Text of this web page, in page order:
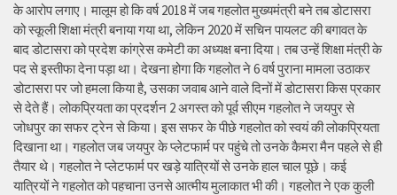
के आरोप लगाए। मालूम हो कि वर्ष 2018 में जब गहलोत मुख्यमंत्री बने तब डोटासरा
को स्कूली शिक्षा मंत्री बनाया गया था, लेकिन 2020 में सचिन पायलट की बगावत के
बाद डोटासरा को प्रदेश कांग्रेस कमेटी का अध्यक्ष बना दिया। तब उन्हें शिक्षा मंत्री के
पद से इस्तीफा देना पड़ा था। देखना होगा कि गहलोत ने 6 वर्ष पुराना मामला उठाकर
डोटासरा पर जो हमला किया है, उसका जवाब आने वाले दिनों में डोटासरा किस प्रकार
से देते हैं। लोकप्रियता का प्रदर्शन 2 अगस्त को पूर्व सीएम गहलोत ने जयपुर से
जोधपुर का सफर ट्रेन से किया। इस सफर के पीछे गहलोत को स्वयं की लोकप्रियता
दिखाना था। गहलोत जब जयपुर के प्लेटफार्म पर पहुंचे तो उनके कैमरा मैन पहले से ही
तैयार थे। गहलोत ने प्लेटफार्म पर खड़े यात्रियों से उनके हाल चाल पूछे। कई
यात्रियों ने गहलोत को पहचाना उनसे आत्मीय मुलाकात भी की। गहलोत ने एक कुली